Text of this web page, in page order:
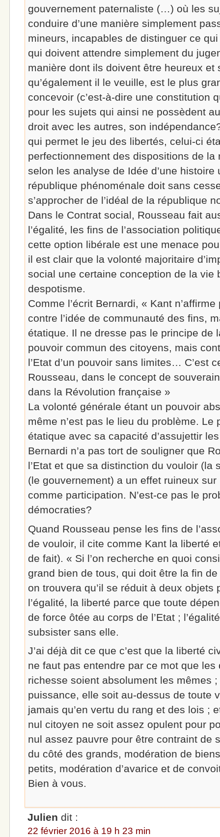
gouvernement paternaliste (…) où les
conduire d’une manière simplement
mineurs, incapables de distinguer ce
qui doivent attendre simplement du
manière dont ils doivent être heureux et
qu’également il le veuille, est le plus
concevoir (c’est-à-dire une constitution
pour les sujets qui ainsi ne possèdent
droit avec les autres, son
qui permet le jeu des libertés, celui-ci
perfectionnement des dispositions de
selon les analyse de Idée d’une histoire
république phénoménale doit sans
s’approcher de l’idéal de la république
Dans le Contrat social, Rousseau fait
l’égalité, les fins de l’association
cette option libérale est une menace
il est clair que la volonté majoritaire
social une certaine conception de la vie
despotisme.
Comme l’écrit Bernardi, « Kant
contre l’idée de communauté des fins,
étatique. Il ne dresse pas le principe de
pouvoir commun des citoyens, mais
l’Etat d’un pouvoir sans limites… C’est
Rousseau, dans le concept de
dans la Révolution française »
La volonté générale étant un pouvoir
même n’est pas le lieu du problème. Le
étatique avec sa capacité d’assujettir
Bernardi n’a pas tort de souligner que
l’Etat et que sa distinction du vouloir (la
(le gouvernement) a un effet ruineux
comme participation. N’est-ce pas le
démocraties?
Quand Rousseau pense les fins de
de vouloir, il cite comme Kant la liberté
de fait). « Si l’on recherche en quoi
grand bien de tous, qui doit être la fin
on trouvera qu’il se réduit à deux objets
l’égalité, la liberté parce que toute
de force ôtée au corps de l’Etat ;
subsister sans elle.
J’ai déjà dit ce que c’est que la liberté
ne faut pas entendre par ce mot que
richesse soient absolument les mêmes
puissance, elle soit au-dessus de toute
jamais qu’en vertu du rang et des lois ;
nul citoyen ne soit assez opulent pour
nul assez pauvre pour être contraint de
du côté des grands, modération de
petits, modération d’avarice et de
Bien à vous.
Julien dit :
22 février 2016 à 19 h 23 min